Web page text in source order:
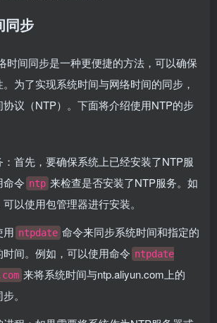
同步
时间同步是一种更便捷的方法，可以确保
为了实现系统时间与网络时间的同步，
议（NTP）。下面将介绍使用NTP的步
首先，要确保系统上已经安装了NTP服
命令 ntp 来检查是否安装了NTP服务。如
以使用包管理器进行安装。
用 ntpdate 命令来同步系统时间和指定的
间。例如，可以使用命令 ntpdate
来将系统时间与ntp.aliyun.com上的
。